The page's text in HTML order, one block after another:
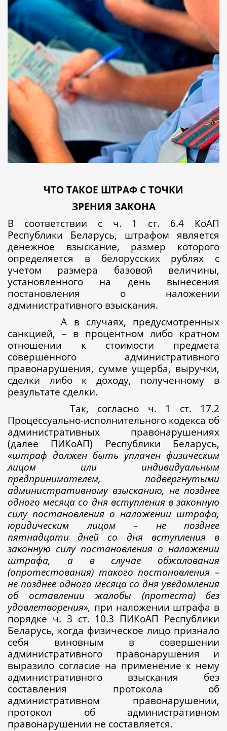
ЧТО ТАКОЕ ШТРАФ С ТОЧКИ
ЗРЕНИЯ ЗАКОНА
В соответствии с ч. 1 ст. 6.4 КоАП
Республики Беларусь, штрафом является
денежное взыскание, размер которого
определяется в белорусских рублях с
учетом размера базовой величины,
установленного на день вынесения
постановления о наложении
административного взыскания.
А в случаях, предусмотренных
санкцией, – в процентном либо кратном
отношении к стоимости предмета
совершенного административного
правонарушения, сумме ущерба, выручки,
сделки либо к доходу, полученному в
результате сделки.
Так, согласно ч. 1 ст. 17.2
Процессуально-исполнительного кодекса об
административных правонарушениях
(далее ПИКоАП) Республики Беларусь,
«штраф должен быть уплачен физическим
лицом или индивидуальным
предпринимателем, подвергнутыми
административному взысканию, не позднее
одного месяца со дня вступления в законную
силу постановления о наложении штрафа,
юридическим лицом – не позднее
пятнадцати дней со дня вступления в
законную силу постановления о наложении
штрафа, а в случае обжалования
(опротестования) такого постановления –
не позднее одного месяца со дня уведомления
об оставлении жалобы (протеста) без
удовлетворения», при наложении штрафа в
порядке ч. 3 ст. 10.3 ПИКоАП Республики
Беларусь, когда физическое лицо признало
себя виновным в совершении
административного правонарушения и
выразило согласие на применение к нему
административного взыскания без
составления протокола об
административном правонарушении,
протокол об административном
правонарушении не составляется.